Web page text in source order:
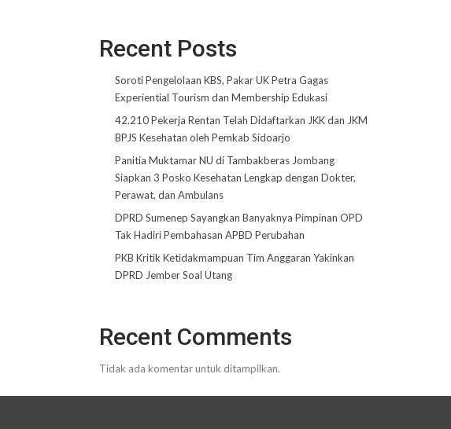
Recent Posts
Soroti Pengelolaan KBS, Pakar UK Petra Gagas
Experiential Tourism dan Membership Edukasi
42.210 Pekerja Rentan Telah Didaftarkan JKK dan JKM
BPJS Kesehatan oleh Pemkab Sidoarjo
Panitia Muktamar NU di Tambakberas Jombang
Siapkan 3 Posko Kesehatan Lengkap dengan Dokter,
Perawat, dan Ambulans
DPRD Sumenep Sayangkan Banyaknya Pimpinan OPD
Tak Hadiri Pembahasan APBD Perubahan
PKB Kritik Ketidakmampuan Tim Anggaran Yakinkan
DPRD Jember Soal Utang
Recent Comments
Tidak ada komentar untuk ditampilkan.